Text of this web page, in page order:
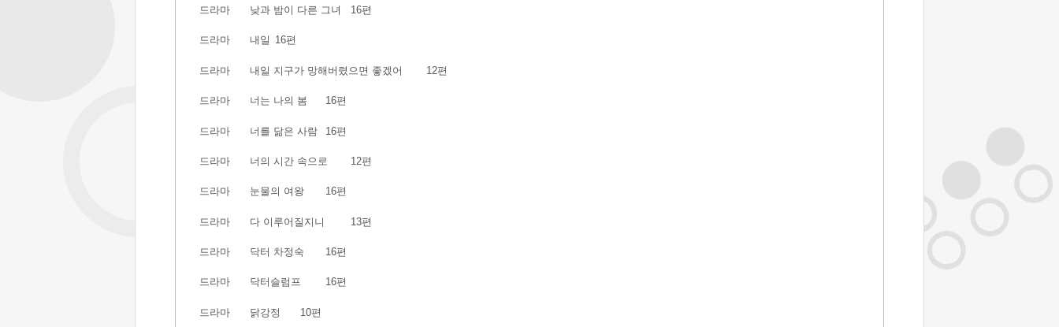
드라마 낮과 밤이 다른 그녀 16편
드라마 내일 16편
드라마 내일 지구가 망해버렸으면 좋겠어 12편
드라마 너는 나의 봄 16편
드라마 너를 닮은 사람 16편
드라마 너의 시간 속으로 12편
드라마 눈물의 여왕 16편
드라마 다 이루어질지니 13편
드라마 닥터 차정숙 16편
드라마 닥터슬럼프 16편
드라마 닭강정 10편